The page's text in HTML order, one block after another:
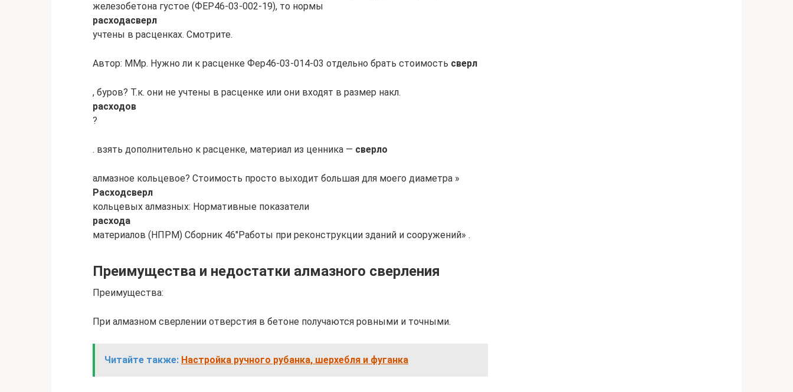
железобетона густое (ФЕР46-03-002-19), то нормы
расходасверл
учтены в расценках. Смотрите.
Автор: ММр. Нужно ли к расценке Фер46-03-014-03 отдельно брать стоимость сверл
, буров? Т.к. они не учтены в расценке или они входят в размер накл.
расходов
?
. взять дополнительно к расценке, материал из ценника — сверло
алмазное кольцевое? Стоимость просто выходит большая для моего диаметра »
Расходсверл
кольцевых алмазных: Нормативные показатели
расхода
материалов (НПРМ) Сборник 46″Работы при реконструкции зданий и сооружений» .
Преимущества и недостатки алмазного сверления
Преимущества:
При алмазном сверлении отверстия в бетоне получаются ровными и точными.
Читайте также: Настройка ручного рубанка, шерхебля и фуганка